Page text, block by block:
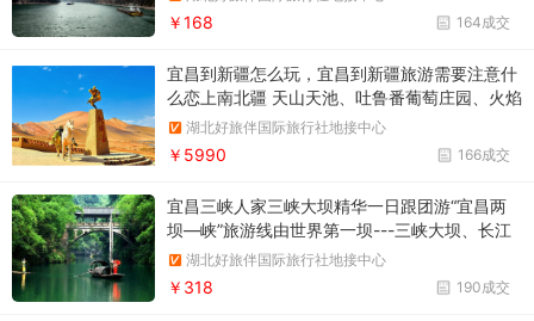
164成交
￥168
宜昌到新疆怎么玩，宜昌到新疆旅游需要注意什
么恋上南北疆 天山天池、吐鲁番葡萄庄园、火焰
山、坎儿井、喀纳斯、禾木、怪石峪、伊犁、赛
里木湖、喀拉峻草原、巴音布鲁克、库尔勒、罗
湖北好旅伴国际旅行社地接中心
166成交
￥5990
宜昌三峡人家三峡大坝精华一日跟团游“宜昌两
坝—峡”旅游线由世界第一坝---三峡大坝、长江
第一坝---葛洲坝、国家首批5A景区“三峡大坝---
坛子岭”风景区、“三峡人家”石牌风景区、西陵画
廊风景区和绵延38公里的原汁原味西陵峡谷风光
湖北好旅伴国际旅行社地接中心
190成交
￥318